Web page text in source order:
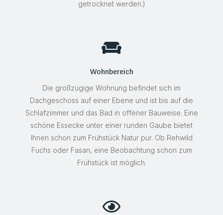
getrocknet werden.)

Wohnbereich
Die großzügige Wohnung befindet sich im
Dachgeschoss auf einer Ebene und ist bis auf die
Schlafzimmer und das Bad in offener Bauweise. Eine
schöne Essecke unter einer runden Gaube bietet
Ihnen schon zum Frühstück Natur pur. Ob Rehwild
Fuchs oder Fasan, eine Beobachtung schon zum
Frühstück ist möglich.
